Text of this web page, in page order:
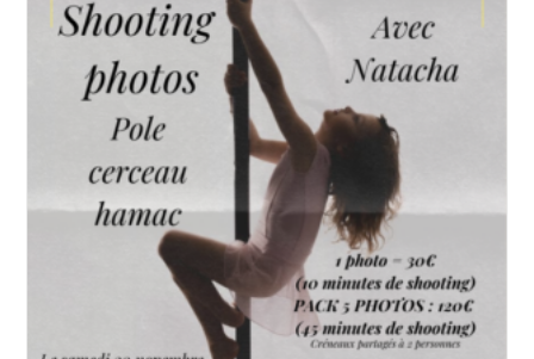
/
Cerceau
Fond
Blanc
« Contre-
Avec
Natacha
Le
30
Novembre
2024